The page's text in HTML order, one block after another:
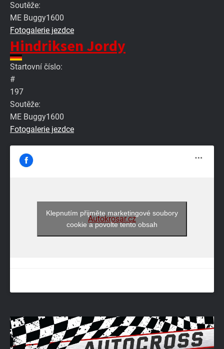
Soutěže:
ME Buggy1600
Fotogalerie jezdce
Hindriksen Jordy
Startovní číslo:
#
197
Soutěže:
ME Buggy1600
Fotogalerie jezdce
Autokrosar.cz
Klepnutím přijměte marketingové soubory
cookie a povolte tento obsah